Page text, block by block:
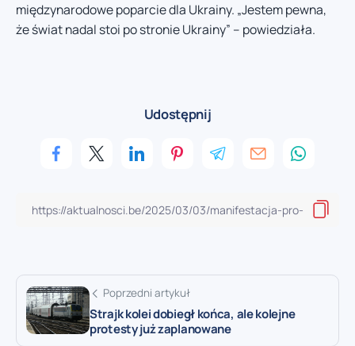
międzynarodowe poparcie dla Ukrainy. „Jestem pewna,
że świat nadal stoi po stronie Ukrainy” – powiedziała.
Udostępnij
Poprzedni artykuł
Strajk kolei dobiegł końca, ale kolejne
protesty już zaplanowane